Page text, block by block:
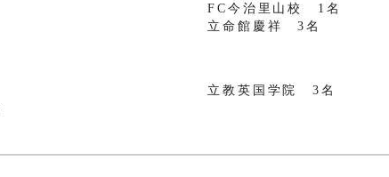
FC今治里山校 1名
立命館慶祥 3名
立教英国学院 3名